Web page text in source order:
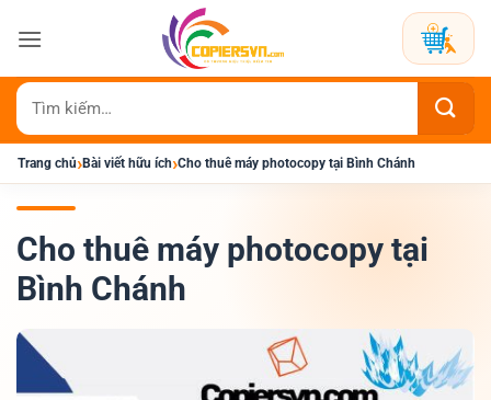
qua
dung
Tìm
kiếm:
Trang chủ›Bài viết hữu ích›Cho thuê máy photocopy tại Bình Chánh
Cho thuê máy photocopy tại
Bình Chánh